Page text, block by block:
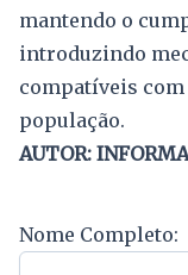
mantendo o
introduzindo
compatíveis com
população.
AUTOR:
Nome Completo: